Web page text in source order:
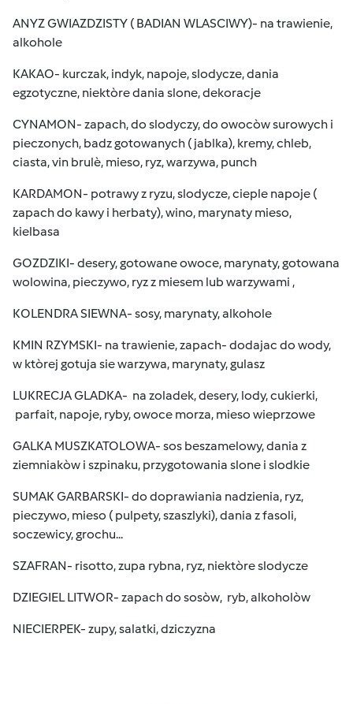
ANYZ GWIAZDZISTY ( BADIAN WLASCIWY)- na trawienie,
alkohole
KAKAO- kurczak, indyk, napoje, slodycze, dania
egzotyczne, niektòre dania slone, dekoracje
CYNAMON- zapach, do slodyczy, do owocòw surowych i
pieczonych, badz gotowanych ( jablka), kremy, chleb,
ciasta, vin brulè, mieso, ryz, warzywa, punch
KARDAMON- potrawy z ryzu, slodycze, cieple napoje (
zapach do kawy i herbaty), wino, marynaty mieso,
kielbasa
GOZDZIKI- desery, gotowane owoce, marynaty, gotowana
wolowina, pieczywo, ryz z miesem lub warzywami ,
KOLENDRA SIEWNA- sosy, marynaty, alkohole
KMIN RZYMSKI- na trawienie, zapach- dodajac do wody,
w ktòrej gotuja sie warzywa, marynaty, gulasz
LUKRECJA GLADKA- na zoladek, desery, lody, cukierki,
parfait, napoje, ryby, owoce morza, mieso wieprzowe
GALKA MUSZKATOLOWA- sos beszamelowy, dania z
ziemniakòw i szpinaku, przygotowania slone i slodkie
SUMAK GARBARSKI- do doprawiania nadzienia, ryz,
pieczywo, mieso ( pulpety, szaszlyki), dania z fasoli,
soczewicy, grochu...
SZAFRAN- risotto, zupa rybna, ryz, niektòre slodycze
DZIEGIEL LITWOR- zapach do sosòw, ryb, alkoholòw
NIECIERPEK- zupy, salatki, dziczyzna